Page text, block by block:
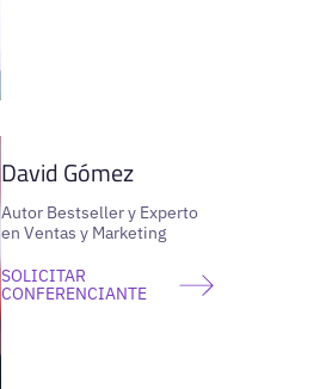
David Gómez
Autor Bestseller y Experto
en Ventas y Marketing
SOLICITAR
CONFERENCIANTE